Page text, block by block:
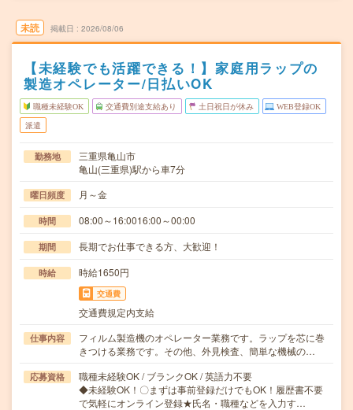
未読 掲載日 2026/08/06
【未経験でも活躍できる！】家庭用ラップの
製造オペレーター/日払いOK
職種未経験OK 交通費別途支給あり 土日祝日が休み WEB登録OK
派遣
勤務地
三重県亀山市
亀山(三重県)駅から車7分
曜日頻度 月～金
時間 08:00～16:0016:00～00:00
期間 長期でお仕事できる方、大歓迎！
時給 時給1650円
交通費
交通費規定内支給
仕事内容
フィルム製造機のオペレーター業務です。ラップを芯に巻
きつける業務です。その他、外見検査、簡単な機械の…
応募資格
職種未経験OK / ブランクOK / 英語力不要
◆未経験OK！〇まずは事前登録だけでもOK！履歴書不要
で気軽にオンライン登録★氏名・職種などを入力す…